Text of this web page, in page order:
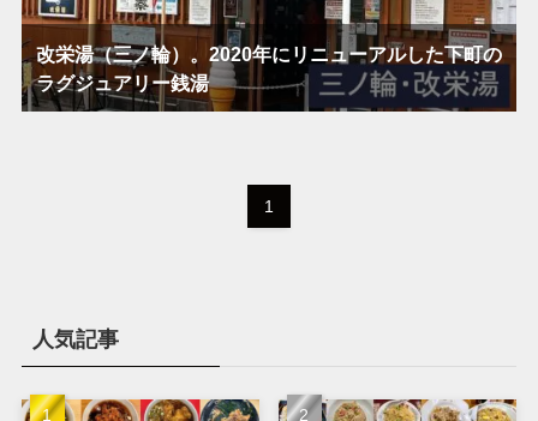
改栄湯（三ノ輪）。2020年にリニューアルした下町の
ラグジュアリー銭湯
1
人気記事